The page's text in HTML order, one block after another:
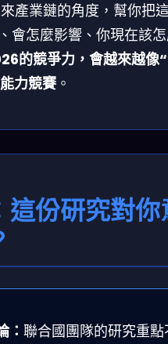
產業鏈的角度，幫你把
會怎麼影響、你現在該
的競爭力，會越來越像
力競賽。
這份研究對你
： 聯合國團隊的研究重點